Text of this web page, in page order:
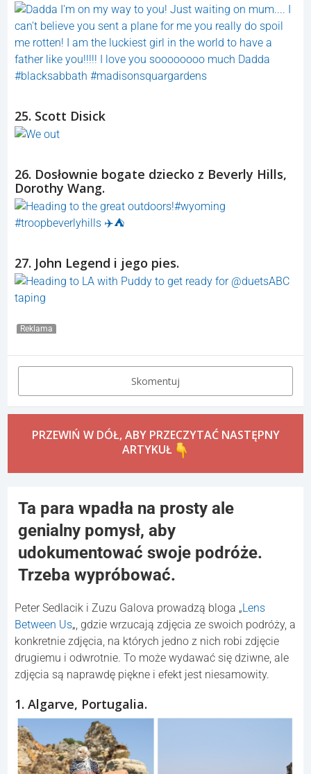
25. Scott Disick
26. Dosłownie bogate dziecko z Beverly Hills,
Dorothy Wang.
27. John Legend i jego pies.
Reklama
Skomentuj
PRZEWIŃ W DÓŁ, ABY PRZECZYTAĆ NASTĘPNY
ARTYKUŁ
Ta para wpadła na prosty ale
genialny pomysł, aby
udokumentować swoje podróże.
Trzeba wypróbować.
Peter Sedlacik i Zuzu Galova prowadzą bloga „Lens
Between Us„, gdzie wrzucają zdjęcia ze swoich podróży, a
konkretnie zdjęcia, na których jedno z nich robi zdjęcie
drugiemu i odwrotnie. To może wydawać się dziwne, ale
zdjęcia są naprawdę piękne i efekt jest niesamowity.
1. Algarve, Portugalia.